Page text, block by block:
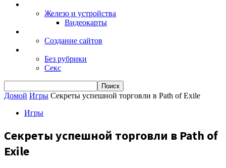
Железо и устройства
Видеокарты
Создание сайтов
Без рубрики
Секс
Домой Игры Секреты успешной торговли в Path of Exile
Игры
Секреты успешной торговли в Path of
Exile